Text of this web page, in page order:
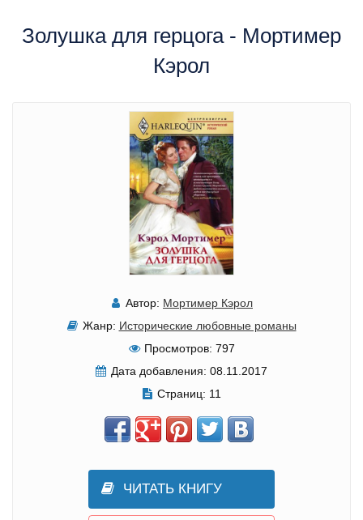
Золушка для герцога - Мортимер
Кэрол
Автор: Мортимер Кэрол
Жанр: Исторические любовные романы
Просмотров: 797
Дата добавления: 08.11.2017
Страниц: 11
ЧИТАТЬ КНИГУ